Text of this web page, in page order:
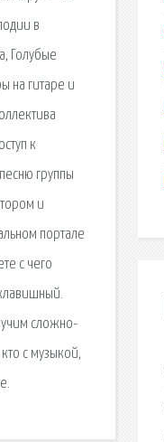
в
Голубые
на гитаре и
к
группы
и
портале
с чего
сложно-
с музыкой,